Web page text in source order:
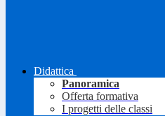
Didattica
Panoramica
Offerta formativa
I progetti delle classi